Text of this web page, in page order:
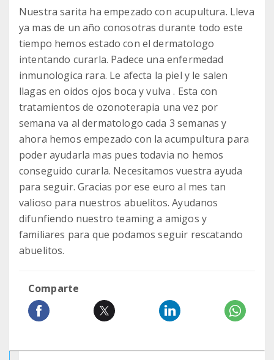
Nuestra sarita ha empezado con acupultura. Lleva
ya mas de un año conosotras durante todo este
tiempo hemos estado con el dermatologo
intentando curarla. Padece una enfermedad
inmunologica rara. Le afecta la piel y le salen
llagas en oidos ojos boca y vulva . Esta con
tratamientos de ozonoterapia una vez por
semana va al dermatologo cada 3 semanas y
ahora hemos empezado con la acumpultura para
poder ayudarla mas pues todavia no hemos
conseguido curarla. Necesitamos vuestra ayuda
para seguir. Gracias por ese euro al mes tan
valioso para nuestros abuelitos. Ayudanos
difunfiendo nuestro teaming a amigos y
familiares para que podamos seguir rescatando
abuelitos.
Comparte